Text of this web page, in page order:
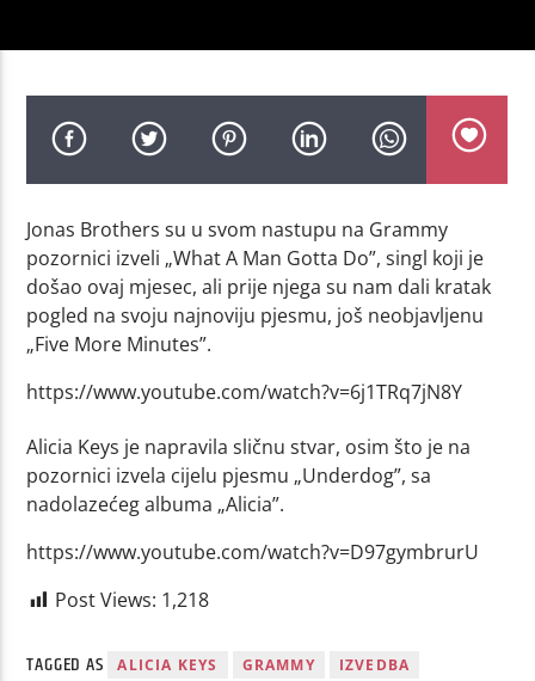
Jonas Brothers su u svom nastupu na Grammy
pozornici izveli „What A Man Gotta Do”, singl koji je
došao ovaj mjesec, ali prije njega su nam dali kratak
pogled na svoju najnoviju pjesmu, još neobjavljenu
„Five More Minutes”.
https://www.youtube.com/watch?v=6j1TRq7jN8Y
Alicia Keys je napravila sličnu stvar, osim što je na
pozornici izvela cijelu pjesmu „Underdog”, sa
nadolazećeg albuma „Alicia”.
https://www.youtube.com/watch?v=D97gymbrurU
Post Views: 1,218
TAGGED AS ALICIA KEYS GRAMMY
IZVEDBA